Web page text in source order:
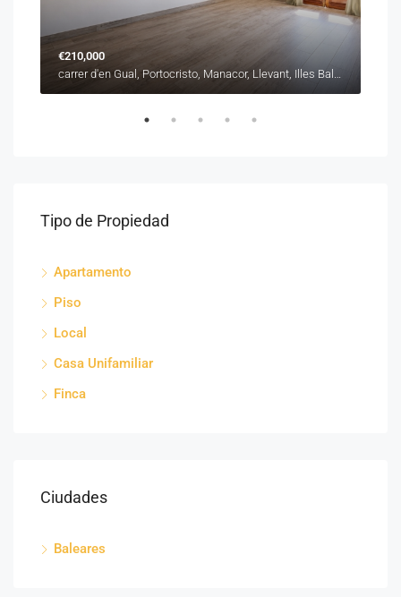
€210,000
carrer d'en Gual, Portocristo, Manacor, Llevant, Illes Balears, 07680, España
Tipo de Propiedad
Apartamento
Piso
Local
Casa Unifamiliar
Finca
Ciudades
Baleares